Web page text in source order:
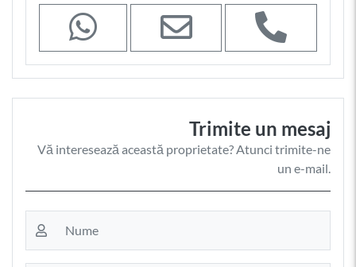
Trimite un mesaj
Vă interesează această proprietate? Atunci trimite-ne
un e-mail.